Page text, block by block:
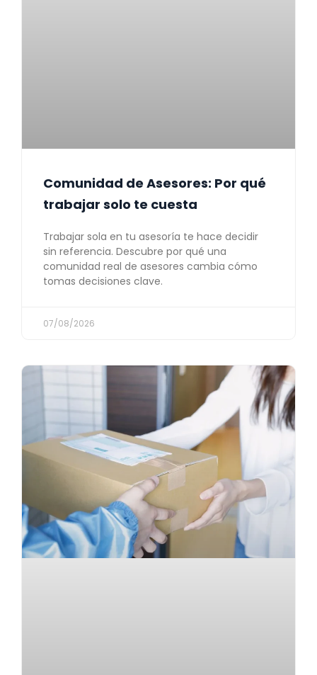
Comunidad de Asesores: Por qué
trabajar solo te cuesta
Trabajar sola en tu asesoría te hace decidir
sin referencia. Descubre por qué una
comunidad real de asesores cambia cómo
tomas decisiones clave.
07/08/2026